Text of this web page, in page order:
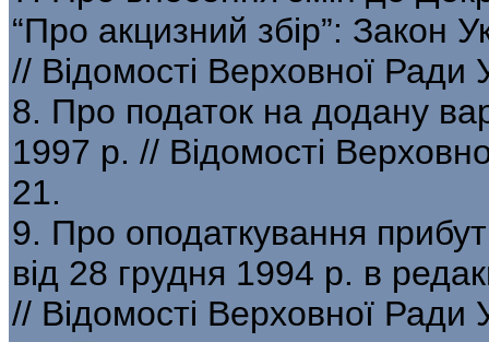
“Про акцизний збір”: Закон
// Відомості Верховної
8. Про податок на додану
1997 р. // Відомості
21.
9. Про оподаткування
від 28 грудня 1994 р. в
// Відомості Верховної